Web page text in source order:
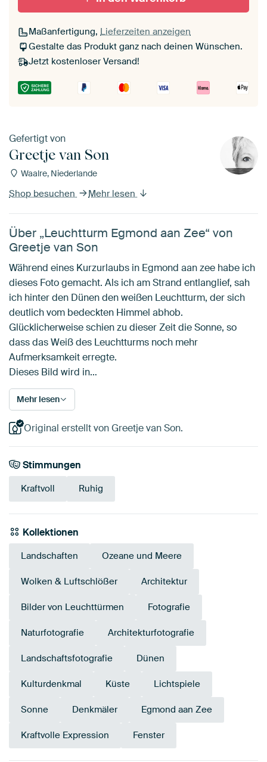
Maßanfertigung, Lieferzeiten anzeigen
Gestalte das Produkt ganz nach deinen Wünschen.
Jetzt kostenloser Versand!
Gefertigt von
Greetje van Son
Waalre, Niederlande
Shop besuchen Mehr lesen
Über „Leuchtturm Egmond aan Zee“ von
Greetje van Son
Während eines Kurzurlaubs in Egmond aan zee habe ich
dieses Foto gemacht. Als ich am Strand entlanglief, sah
ich hinter den Dünen den weißen Leuchtturm, der sich
deutlich vom bedeckten Himmel abhob.
Glücklicherweise schien zu dieser Zeit die Sonne, so
dass das Weiß des Leuchtturms noch mehr
Aufmerksamkeit erregte.
Dieses Bild wird in…
Mehr lesen
Original erstellt von Greetje van Son.
Stimmungen
Kraftvoll Ruhig
Kollektionen
Landschaften Ozeane und Meere
Wolken & Luftschlößer Architektur
Bilder von Leuchttürmen Fotografie
Naturfotografie Architekturfotografie
Landschaftsfotografie Dünen
Kulturdenkmal Küste Lichtspiele
Sonne Denkmäler Egmond aan Zee
Kraftvolle Expression Fenster